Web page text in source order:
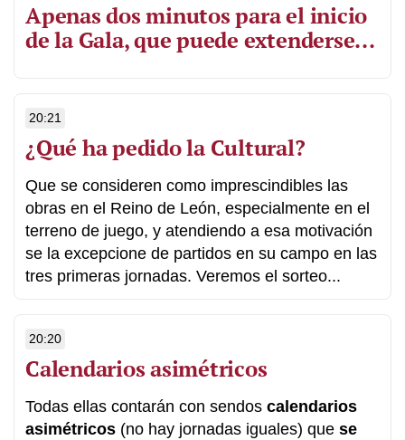
Apenas dos minutos para el inicio
de la Gala, que puede extenderse...
20:21
¿Qué ha pedido la Cultural?
Que se consideren como imprescindibles las
obras en el Reino de León, especialmente en el
terreno de juego, y atendiendo a esa motivación
se la excepcione de partidos en su campo en las
tres primeras jornadas. Veremos el sorteo...
20:20
Calendarios asimétricos
Todas ellas contarán con sendos calendarios
asimétricos (no hay jornadas iguales) que se